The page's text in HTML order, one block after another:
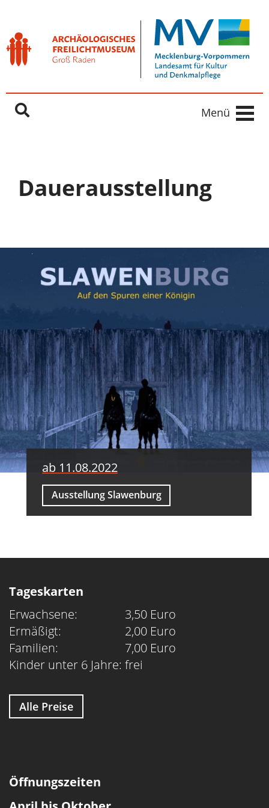
Springe direkt zu:
Inhaltsbereich
Hauptnavigation
Menü
Dauerausstellung
ab 11.08.2022
Ausstellung Slawenburg
Tageskarten
Erwachsene:
3,50 Euro
Ermäßigt:
2,00 Euro
Familien:
7,00 Euro
Kinder unter 6 Jahre: frei
Alle Preise
Öffnungszeiten